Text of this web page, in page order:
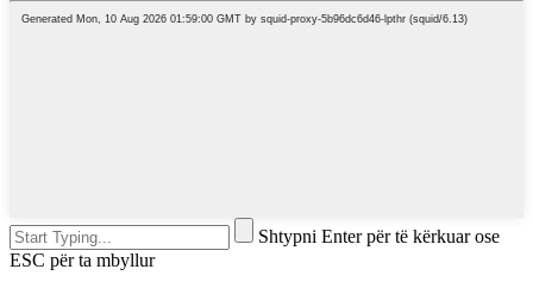
Shtypni Enter për të kërkuar ose
ESC për ta mbyllur